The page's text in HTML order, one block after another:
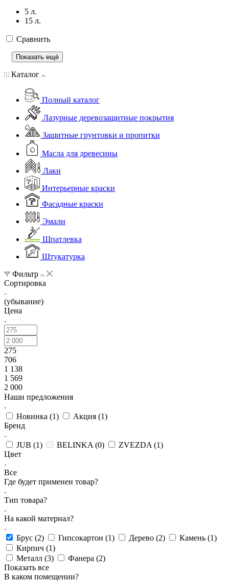
5 л.
15 л.
Сравнить
Показать ещё
Каталог
Полный каталог
Лазурные деревозащитные покрытия
Защитные грунтовки и пропитки
Масла для древесины
Лаки
Интерьерные краски
Фасадные краски
Эмали
Шпатлевка
Штукатурка
Фильтр
Сортировка
(убывание)
Цена
275
706
1 138
1 569
2 000
Наши предложения
Новинка (1) Акция (1)
Бренд
JUB (1) BELINKA (0) ZVEZDA (1)
Цвет
Все
Где будет применен товар?
Тип товара?
На какой материал?
Брус (2) Гипсокартон (1) Дерево (2) Камень (1)
Кирпич (1)
Металл (3) Фанера (2)
Показать все
В каком помещении?